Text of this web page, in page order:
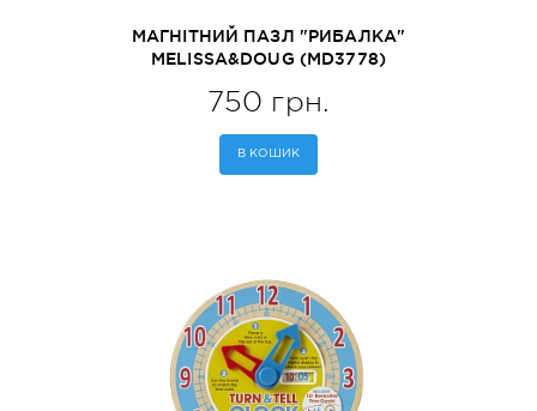
МАГНІТНИЙ ПАЗЛ "РИБАЛКА"
MELISSA&DOUG (MD3778)
750 грн.
В КОШИК